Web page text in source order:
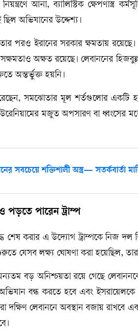
আনা, ব্যালিস্টিক ক্ষেপণাস্ত্র
ছিল অভিযানের উদ্দেশ্য।
পরও ইরানের সরকার ক্ষমতায়
সক্ষমতাও অক্ষত রয়েছে। লেবাননের
অন্তর্ভুক্ত হয়নি।
সমঝোতার মূল শর্তগুলোর একটি
মজুত অপসারণ বা ধ্বংসের
সবচেয়ে শক্তিশালী অস্ত্র— সতর্কবার্তা
পড়তে পারেন ট্রাম্প
শেষ করার এ উদ্যোগ ট্রাম্পকে নিজ দল
যেসব লক্ষ্য ঘোষণা করা হয়েছিল,
বড় অনিশ্চয়তা রয়ে গেছে
বন্ধ করতে হবে এবং ইসরায়েলকে
দক্ষিণ লেবাননে অবস্থান বজায় রাখবে